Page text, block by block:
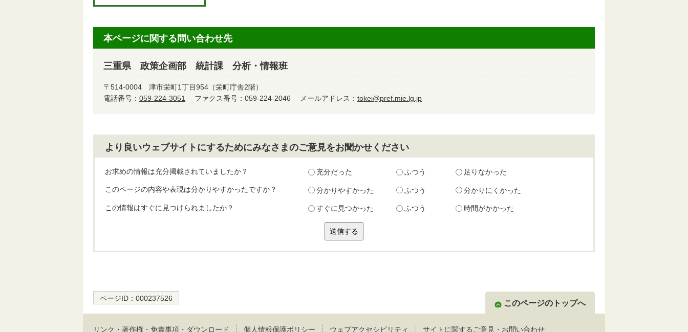
本ページに関する問い合わせ先
三重県 政策企画部 統計課 分析・情報班
〒514-0004 津市栄町1丁目954（栄町庁舎2階）
電話番号： 059-224-3051 ファクス番号：059-224-2046 メールアドレス： tokei@pref.mie.lg.jp
より良いウェブサイトにするためにみなさまのご意見をお聞かせください
お求めの情報は充分掲載されていましたか？ 充分だった ふつう 足りなかった
このページの内容や表現は分かりやすかったですか？ 分かりやすかった ふつう 分かりにくかった
この情報はすぐに見つけられましたか？ すぐに見つかった ふつう 時間がかかった
ページID： 000237526
このページのトップへ
リンク・著作権・免責事項・ダウンロード 個人情報保護ポリシー ウェブアクセシビリティ サイトに関するご意見・お問い合わせ